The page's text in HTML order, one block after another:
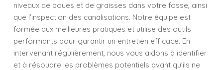
niveaux de boues et de graisses dans votre fosse, ainsi
que l'inspection des canalisations. Notre équipe est
formée aux meilleures pratiques et utilise des outils
performants pour garantir un entretien efficace. En
intervenant régulièrement, nous vous aidons à identifier
et à résoudre les problèmes potentiels avant qu'ils ne